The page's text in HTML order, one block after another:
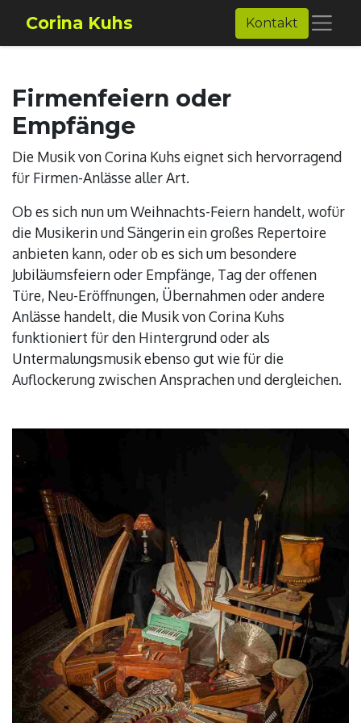
Corina Kuhs Kontakt
Firmenfeiern oder
Empfänge
Die Musik von Corina Kuhs eignet sich hervorragend
für Firmen-Anlässe aller Art.
Ob es sich nun um Weihnachts-Feiern handelt, wofür
die Musikerin und Sängerin ein großes Repertoire
anbieten kann, oder ob es sich um besondere
Jubiläumsfeiern oder Empfänge, Tag der offenen
Türe, Neu-Eröffnungen, Übernahmen oder andere
Anlässe handelt, die Musik von Corina Kuhs
funktioniert für den Hintergrund oder als
Untermalungsmusik ebenso gut wie für die
Auflockerung zwischen Ansprachen und dergleichen.